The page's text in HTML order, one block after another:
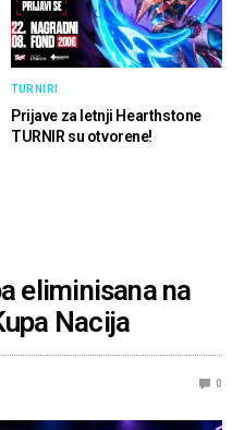
TURNIRI
Prijave za letnji Hearthstone
TURNIR su otvorene!
eliminisana na
Nacija
0